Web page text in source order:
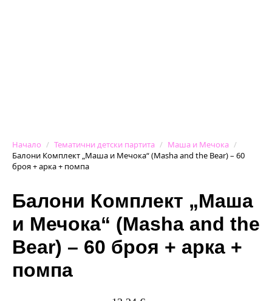
Начало Тематични детски партита
Маша и Мечока
Балони Комплект „Маша и Мечока“ (Masha and the Bear) – 60
броя + арка + помпа
Балони Комплект „Маша
и Мечока“ (Masha and the
Bear) – 60 броя + арка +
помпа